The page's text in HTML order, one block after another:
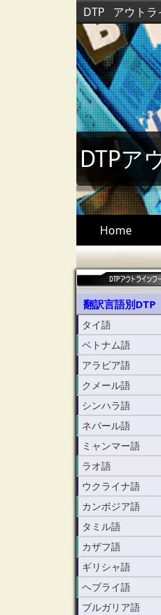
DTP アウトラ
DTPア
Home
翻訳言語別DTP
タイ語
ベトナム語
アラビア語
クメール語
シンハラ語
ネパール語
ミャンマー語
ラオ語
ウクライナ語
カンボジア語
タミル語
カザフ語
ギリシャ語
ヘブライ語
ブルガリア語